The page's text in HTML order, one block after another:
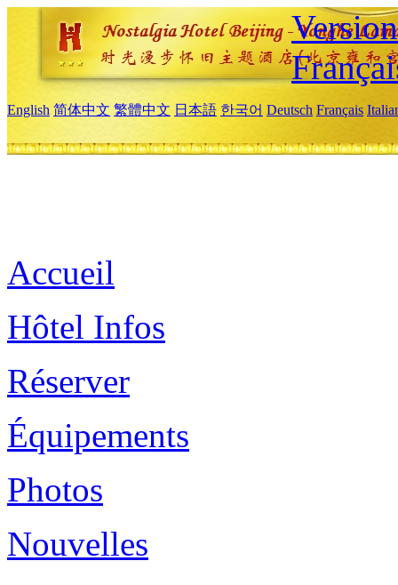
English 简体中文 繁體中文 日本語 한국어 Deutsch Français
Accueil
Hôtel Infos
Réserver
Équipements
Photos
Nouvelles